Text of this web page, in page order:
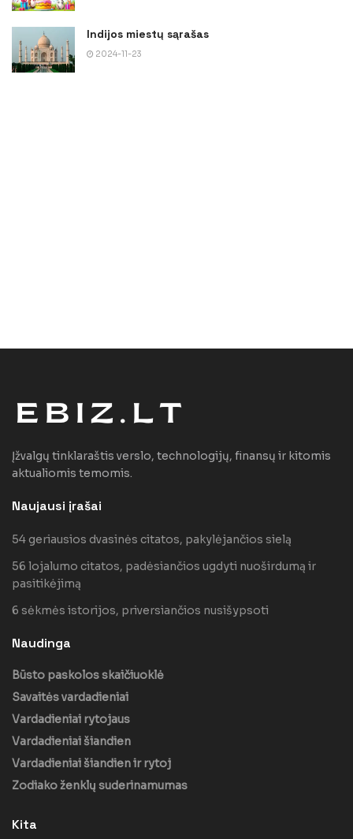
Indijos miestų sąrašas
2024-11-23
Įžvalgų tinklaraštis verslo, technologijų, finansų ir kitomis
aktualiomis temomis.
Naujausi įrašai
54 geriausios dvasinės citatos, pakylėjančios sielą
56 lojalumo citatos, padėsiančios ugdyti nuoširdumą ir
pasitikėjimą
6 sėkmės istorijos, priversiančios nusišypsoti
Naudinga
Būsto paskolos skaičiuoklė
Savaitės vardadieniai
Vardadieniai rytojaus
Vardadieniai šiandien
Vardadieniai šiandien ir rytoj
Zodiako ženklų suderinamumas
Kita